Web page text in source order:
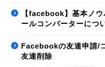
【facebook】基本ノ
ールコンバーターにつ
Facebookの友達申請/
友達削除